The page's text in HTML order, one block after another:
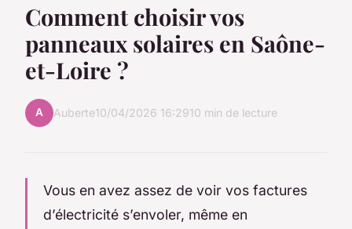
Comment choisir vos
panneaux solaires en Saône-
et-Loire ?
A Auberte10/04/2026 16:2910 min de lecture
Vous en avez assez de voir vos factures
d’électricité s’envoler, même en